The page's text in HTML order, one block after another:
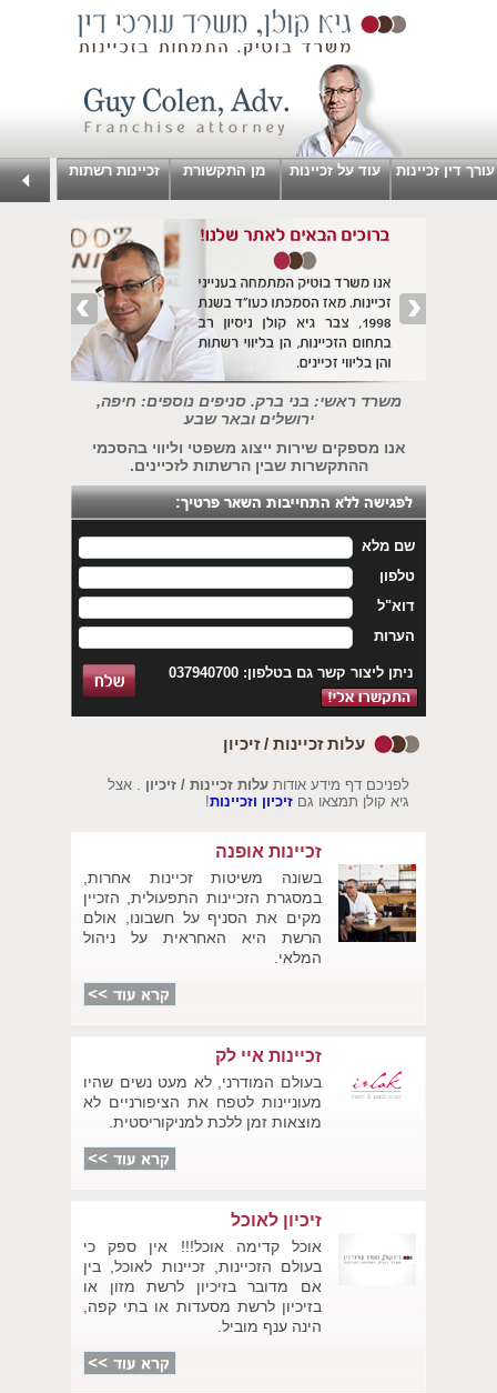
עורך דין זכיינות עוד על זכיינות מן התקשורת זכיינות רשתות
משרד ראשי: בני ברק. סניפים נוספים: חיפה,
ירושלים ובאר שבע
אנו מספקים שירות ייצוג משפטי וליווי בהסכמי
ההתקשרות שבין הרשתות לזכיינים.
ניתן ליצור קשר גם בטלפון: 037940700
שם מלא
טלפון
דוא"ל
הערות
עלות זכיינות / זיכיון
לפניכם דף מידע אודות עלות זכיינות / זיכיון . אצל
גיא קולן תמצאו גם זיכיון וזכיינות!
זכיינות אופנה
בשונה משיטות זכיינות אחרות,
במסגרת הזכיינות התפעולית, הזכיין
מקים את הסניף על חשבונו, אולם
הרשת היא האחראית על ניהול
המלאי.
זכיינות איי לק
בעולם המודרני, לא מעט נשים שהיו
מעוניינות לטפח את הציפורניים לא
מוצאות זמן ללכת למניקוריסטית.
זיכיון לאוכל
אוכל קדימה אוכל!!! אין ספק כי
בעולם הזכיינות, זכיינות לאוכל, בין
אם מדובר בזיכיון לרשת מזון או
בזיכיון לרשת מסעדות או בתי קפה,
הינה ענף מוביל.